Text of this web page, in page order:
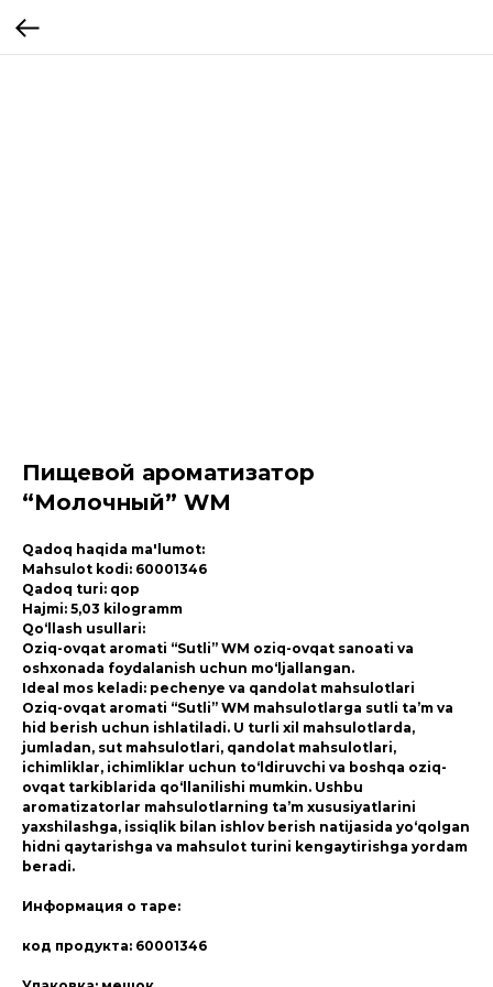
Пищевой ароматизатор
“Молочный” WM
Qadoq haqida ma'lumot:
Mahsulot kodi: 60001346
Qadoq turi: qop
Hajmi: 5,03 kilogramm
Qo‘llash usullari:
Oziq-ovqat aromati “Sutli” WM oziq-ovqat sanoati va
oshxonada foydalanish uchun mo‘ljallangan.
Ideal mos keladi: pechenye va qandolat mahsulotlari
Oziq-ovqat aromati “Sutli” WM mahsulotlarga sutli ta’m va
hid berish uchun ishlatiladi. U turli xil mahsulotlarda,
jumladan, sut mahsulotlari, qandolat mahsulotlari,
ichimliklar, ichimliklar uchun to‘ldiruvchi va boshqa oziq-
ovqat tarkiblarida qo‘llanilishi mumkin. Ushbu
aromatizatorlar mahsulotlarning ta’m xususiyatlarini
yaxshilashga, issiqlik bilan ishlov berish natijasida yo‘qolgan
hidni qaytarishga va mahsulot turini kengaytirishga yordam
beradi.
Информация о таре:
код продукта: 60001346